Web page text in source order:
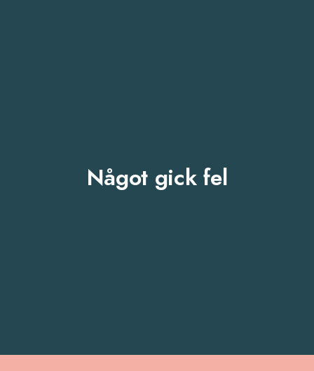
Något gick fel